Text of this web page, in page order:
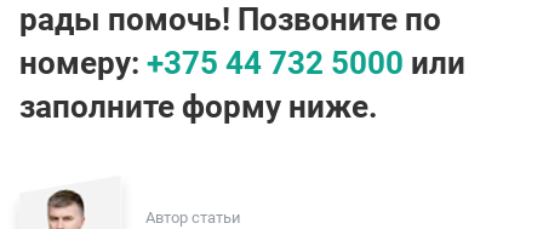
рады помочь! Позвоните по
номеру: +375 44 732 5000 или
заполните форму ниже.
Автор статьи